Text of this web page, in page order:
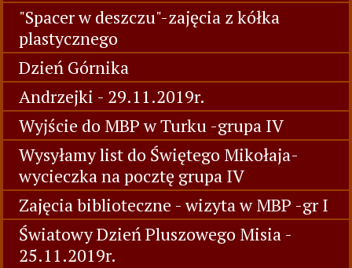
"Spacer w deszczu"-zajęcia z kółka
plastycznego
Dzień Górnika
Andrzejki - 29.11.2019r.
Wyjście do MBP w Turku -grupa IV
Wysyłamy list do Świętego Mikołaja-
wycieczka na pocztę grupa IV
Zajęcia biblioteczne - wizyta w MBP -gr I
Światowy Dzień Pluszowego Misia -
25.11.2019r.